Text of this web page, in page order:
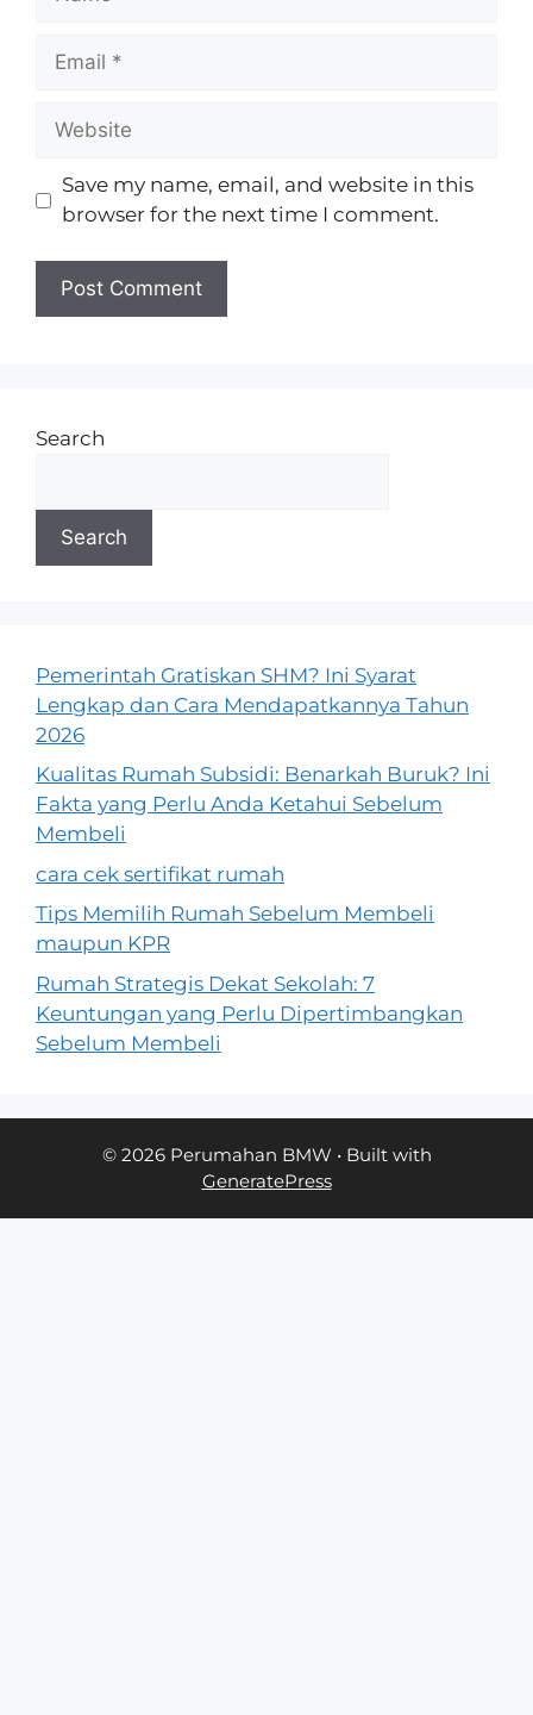
Save my name, email, and website in this
browser for the next time I comment.
Search
Search
Pemerintah Gratiskan SHM? Ini Syarat
Lengkap dan Cara Mendapatkannya Tahun
2026
Kualitas Rumah Subsidi: Benarkah Buruk? Ini
Fakta yang Perlu Anda Ketahui Sebelum
Membeli
cara cek sertifikat rumah
Tips Memilih Rumah Sebelum Membeli
maupun KPR
Rumah Strategis Dekat Sekolah: 7
Keuntungan yang Perlu Dipertimbangkan
Sebelum Membeli
© 2026 Perumahan BMW • Built with
GeneratePress